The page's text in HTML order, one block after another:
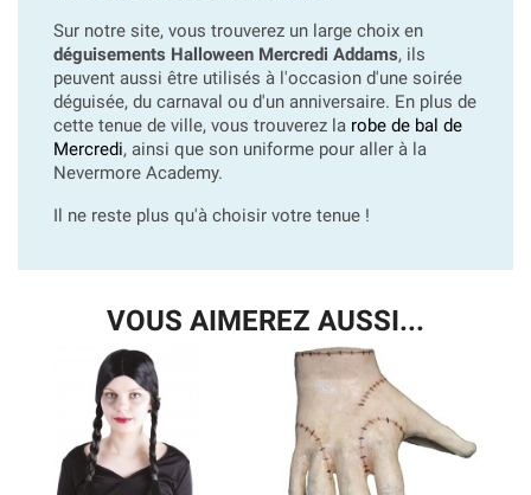
Sur notre site, vous trouverez un large choix en
déguisements Halloween Mercredi Addams, ils
peuvent aussi être utilisés à l'occasion d'une soirée
déguisée, du carnaval ou d'un anniversaire. En plus de
cette tenue de ville, vous trouverez la robe de bal de
Mercredi, ainsi que son uniforme pour aller à la
Nevermore Academy.
Il ne reste plus qu'à choisir votre tenue !
VOUS AIMEREZ AUSSI...